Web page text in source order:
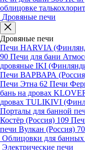
облицовке талькохлорит
Дровяные печи
Дровяные печи
Печи HARVIA
90 Печи для бани
дровяные IKI
Печи ВАРВАРА
Печи Этна 62 Печи
бань на дровах
дровах TULIKIVI
Порталы для банной
Костёр (Россия) 109
печи Вулкан (Россия) 70
Облицовки для банных
Электрические печи